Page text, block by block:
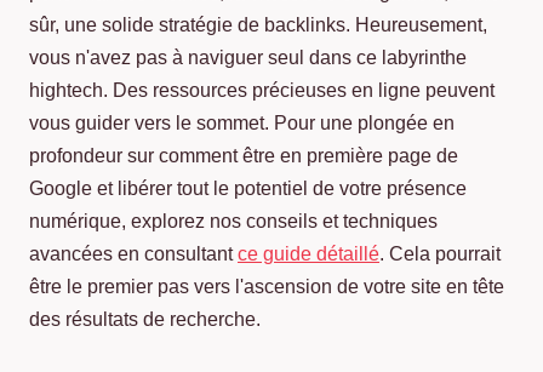
sûr, une solide stratégie de backlinks. Heureusement,
vous n'avez pas à naviguer seul dans ce labyrinthe
hightech. Des ressources précieuses en ligne peuvent
vous guider vers le sommet. Pour une plongée en
profondeur sur comment être en première page de
Google et libérer tout le potentiel de votre présence
numérique, explorez nos conseils et techniques
avancées en consultantce guide détaillé. Cela pourrait
être le premier pas vers l'ascension de votre site en tête
des résultats de recherche.